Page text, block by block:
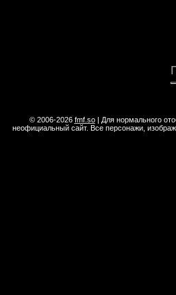
© 2006-2026 fmf.so| Для нормального
неофициальный сайт. Все персонажи,